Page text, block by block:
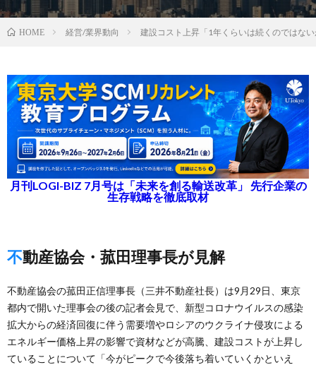
HOME 経営/業界動向 建設コスト上昇「1年くらいは続くのではな
月刊LOGI-BIZ 7月号は「未来を創る輸送改革」 先行企業の
生存戦略を徹底取材
不動産協会・菰田理事長が見解
不動産協会の菰田正信理事長（三井不動産社長）は9月29日、東京
都内で開いた理事会の後の記者会見で、新型コロナウイルスの感染
拡大からの経済回復に伴う需要増やロシアのウクライナ侵攻による
エネルギー価格上昇の影響で資材などが高騰、建設コストが上昇し
ていることについて「今がピークで今後落ち着いていくかといえ